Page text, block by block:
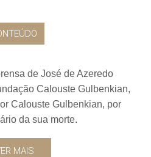
de José de Azeredo
Calouste Gulbenkian,
Calouste Gulbenkian, por
da sua morte.
MAIS